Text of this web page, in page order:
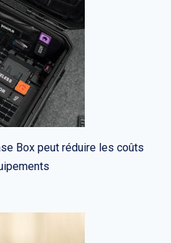
Box peut réduire les coûts